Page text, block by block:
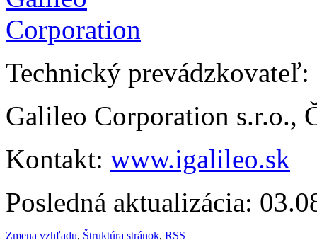
Technický prevádzkovateľ:
Galileo Corporation s.r.o.,
Kontakt: www.igalileo.sk
Posledná aktualizácia:
Zmena vzhľadu, Štruktúra stránok, RSS